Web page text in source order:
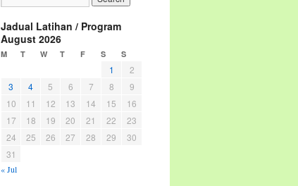
Jadual Latihan / Program
August 2026
M T W T F S S
1
2
3
4 5 6 7 8
9
10
11 12 13 14 15
16
17
18 19 20 21 22
23
24
25 26 27 28 29
30
31
« Jul